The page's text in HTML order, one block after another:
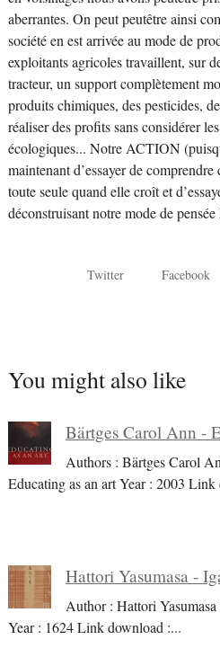
aberrantes. On peut peutêtre ainsi
société en est arrivée au mode de
exploitants agricoles travaillent, sur
tracteur, un support complètement
produits chimiques, des pesticides,
réaliser des profits sans considérer
écologiques... Notre ACTION
maintenant d’essayer de
toute seule quand elle croît et
déconstruisant notre mode de
Twitter Facebook
You might also like
Bärtges Carol Ann -
Authors : Bärtges Carol
Educating as an art Year : 2003
Hattori Yasumasa -
Author : Hattori
Year : 1624 Link download :...